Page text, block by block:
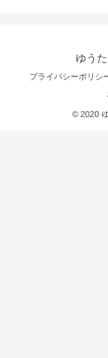
ゆう
プライバシーポリシ
© 2020